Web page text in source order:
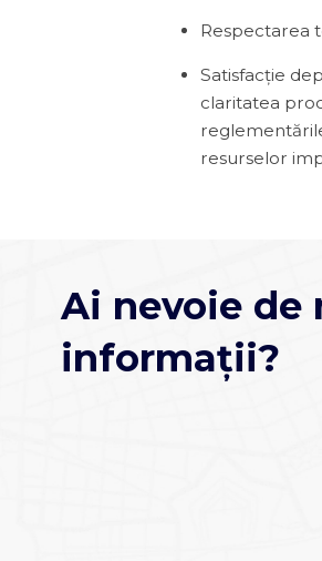
Respectarea
Satisfacție
claritatea
resurselor
Ai nevoie de
informații?